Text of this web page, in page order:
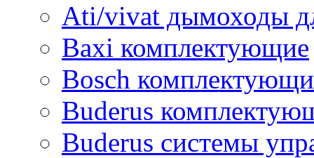
Ati/vivat дымоходы
Baxi комплектующие
Bosch
Buderus
Buderus системы